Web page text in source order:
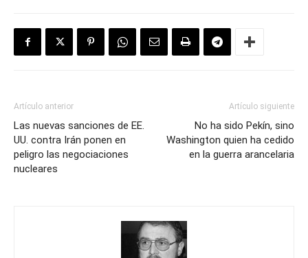
Artículo anterior
Las nuevas sanciones de EE.
UU. contra Irán ponen en
peligro las negociaciones
nucleares
Artículo siguiente
No ha sido Pekín, sino
Washington quien ha cedido
en la guerra arancelaria